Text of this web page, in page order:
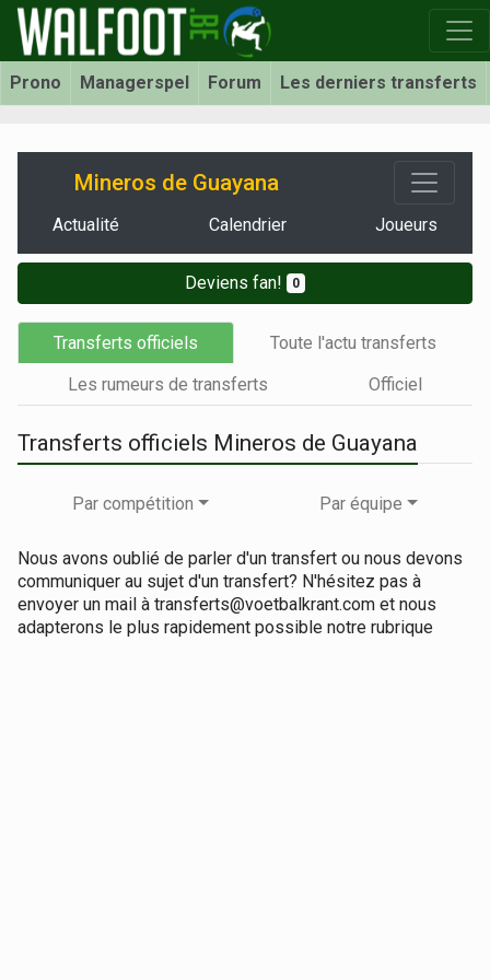
Prono Managerspel Forum Les derniers transferts
Mineros de Guayana
Actualité Calendrier Joueurs
Deviens fan! 0
Transferts officiels
Toute l'actu transferts
Les rumeurs de transferts
Officiel
Transferts officiels Mineros de Guayana
Par compétition Par équipe
Nous avons oublié de parler d'un transfert ou nous devons
communiquer au sujet d'un transfert? N'hésitez pas à
envoyer un mail à transferts@voetbalkrant.com et nous
adapterons le plus rapidement possible notre rubrique